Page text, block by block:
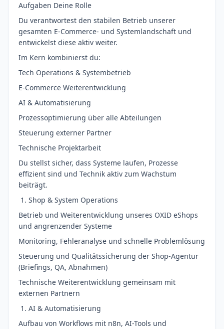
Aufgaben Deine Rolle
Du verantwortest den stabilen Betrieb unserer
gesamten E-Commerce- und Systemlandschaft und
entwickelst diese aktiv weiter.
Im Kern kombinierst du:
Tech Operations & Systembetrieb
E-Commerce Weiterentwicklung
AI & Automatisierung
Prozessoptimierung über alle Abteilungen
Steuerung externer Partner
Technische Projektarbeit
Du stellst sicher, dass Systeme laufen, Prozesse
effizient sind und Technik aktiv zum Wachstum
beiträgt.
Shop & System Operations
Betrieb und Weiterentwicklung unseres OXID eShops
und angrenzender Systeme
Monitoring, Fehleranalyse und schnelle Problemlösung
Steuerung und Qualitätssicherung der Shop-Agentur
(Briefings, QA, Abnahmen)
Technische Weiterentwicklung gemeinsam mit
externen Partnern
AI & Automatisierung
Aufbau von Workflows mit n8n, AI-Tools und